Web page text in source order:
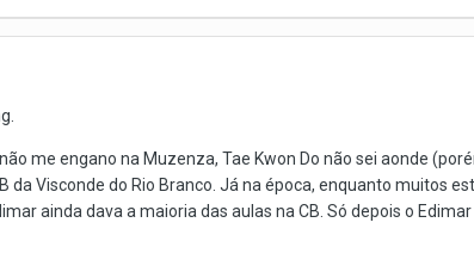
me engano na Muzenza, Tae Kwon Do não sei aonde
da Visconde do Rio Branco. Já na época, enquanto muitos
ainda dava a maioria das aulas na CB. Só depois o